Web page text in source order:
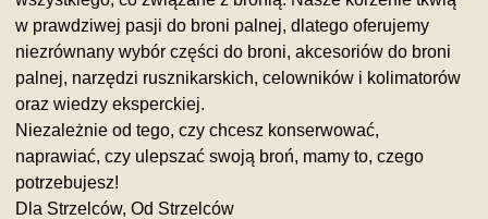
w prawdziwej pasji do broni palnej, dlatego oferujemy
niezrównany wybór części do broni, akcesoriów do broni
palnej, narzędzi rusznikarskich, celowników i kolimatorów
oraz wiedzy eksperckiej.
Niezależnie od tego, czy chcesz konserwować,
naprawiać, czy ulepszać swoją broń, mamy to, czego
potrzebujesz!
Dla Strzelców, Od Strzelców